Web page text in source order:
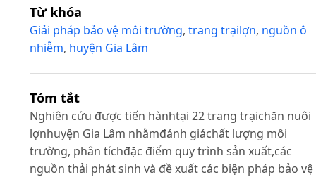
Từ khóa
Giải pháp bảo vệ môi trường, trang trạilợn, nguồn ô
nhiễm, huyện Gia Lâm
Tóm tắt
Nghiên cứu được tiến hànhtại 22 trang trạichăn nuôi
lợnhuyện Gia Lâm nhằmđánh giáchất lượng môi
trường, phân tíchđặc điểm quy trình sản xuất,các
nguồn thải phát sinh và đề xuất các biện pháp bảo vệ